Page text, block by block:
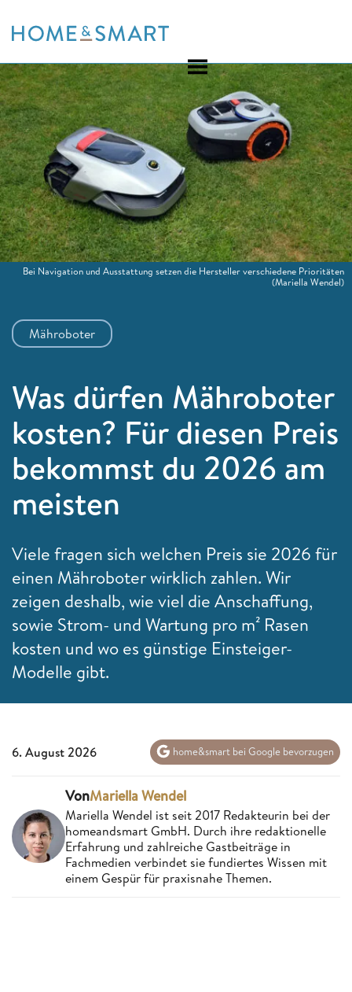
to
Mähroboter
Was dürfen Mähroboter
kosten? Für diesen Preis
bekommst du 2026 am
meisten
Viele fragen sich welchen Preis sie 2026 für
einen Mähroboter wirklich zahlen. Wir
zeigen deshalb, wie viel die Anschaffung,
sowie Strom- und Wartung pro m² Rasen
kosten und wo es günstige Einsteiger-
Modelle gibt.
Bei Navigation und Ausstattung setzen die Hersteller verschiedene Prioritäten
(Mariella Wendel)
6. August 2026 home&smart bei Google bevorzugen
VonMariella Wendel
Mariella Wendel ist seit 2017 Redakteurin bei der
homeandsmart GmbH. Durch ihre redaktionelle
Erfahrung und zahlreiche Gastbeiträge in
Fachmedien verbindet sie fundiertes Wissen mit
einem Gespür für praxisnahe Themen.